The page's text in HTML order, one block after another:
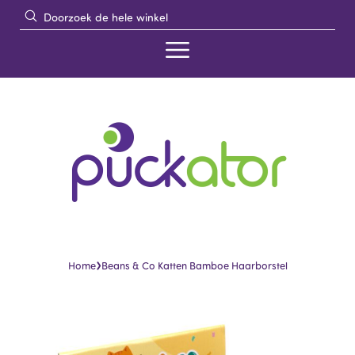
Home›Beans & Co Katten Bamboe Haarborstel